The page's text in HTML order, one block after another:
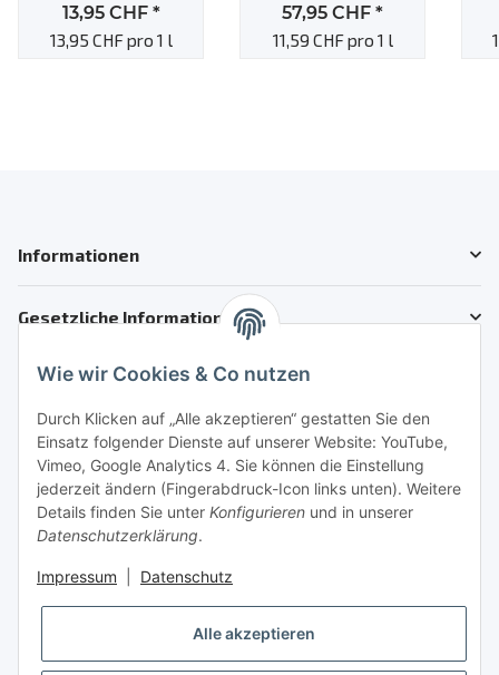
13,95 CHF *
13,95 CHF pro 1 l
57,95 CHF *
11,59 CHF pro 1 l
Informationen
Gesetzliche Informationen
Kundenservice
Telefon: +41 71 554 2740
Email: info@auto-motoroele-schweiz.ch
Sie benötigen Hilfe?
Sicher Einkaufen
Wie wir Cookies & Co nutzen
Durch Klicken auf „Alle akzeptieren“ gestatten Sie den
Einsatz folgender Dienste auf unserer Website: YouTube,
Vimeo, Google Analytics 4. Sie können die Einstellung
jederzeit ändern (Fingerabdruck-Icon links unten). Weitere
Details finden Sie unter Konfigurieren und in unserer
Datenschutzerklärung.
Impressum Datenschutz
Alle akzeptieren